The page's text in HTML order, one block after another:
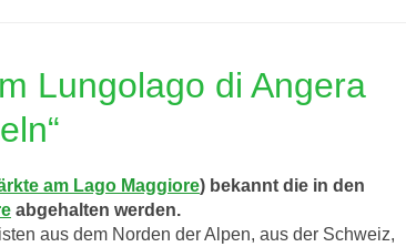
Lungolago di Angera
am Lago Maggiore) bekannt die in den
abgehalten werden.
aus dem Norden der Alpen, aus der Schweiz,